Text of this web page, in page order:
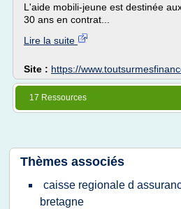
L'aide mobili-jeune est destinée
30 ans en contrat...
Lire la suite
Site : https://
17 Ressources
Thèmes associés
caisse regionale d
bretagne